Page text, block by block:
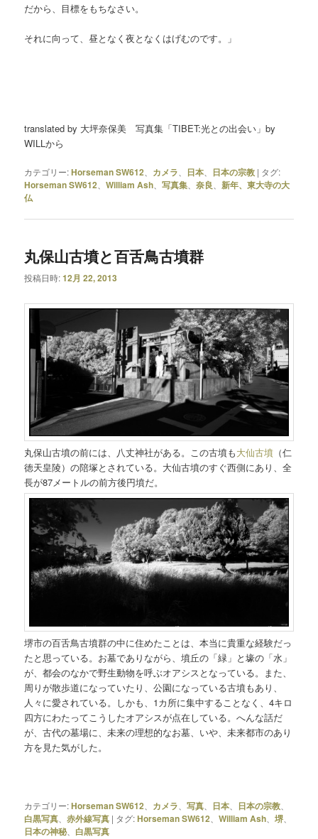
だから、目標をもちなさい。
それに向って、昼となく夜となくはげむのです。」
translated by 大坪奈保美 写真集「TIBET:光との出会い」by
WILLから
カテゴリー:Horseman SW612 カメラ 日本 日本の宗教 | タグ:
Horseman SW612 、William Ash 、写真集 、奈良 、新年、東大寺の大
仏
丸保山古墳と百舌鳥古墳群
投稿日時:12月 22, 2013
丸保山古墳の前には、八丈神社がある。この古墳も大仙古墳 （仁
徳天皇陵）の陪塚とされている。大仙古墳のすぐ西側にあり、全
長が87メートルの前方後円墳だ。
堺市の百舌鳥古墳群の中に住めたことは、本当に貴重な経験だっ
たと思っている。お墓でありながら、墳丘の「緑」と壕の「水」
が、都会のなかで野生動物を呼ぶオアシスとなっている。また、
周りが散歩道になっていたり、公園になっている古墳もあり、
人々に愛されている。しかも、1カ所に集中することなく、4キロ
四方にわたってこうしたオアシスが点在している。へんな話だ
が、古代の墓場に、未来の理想的なお墓、いや、未来都市のあり
方を見た気がした。
カテゴリー:Horseman SW612、 カメラ、写真、 日本、 日本の宗教、
白黒写真、赤外線写真 | タグ:Horseman SW612、William Ash、堺、
日本の神秘、 白黒写真